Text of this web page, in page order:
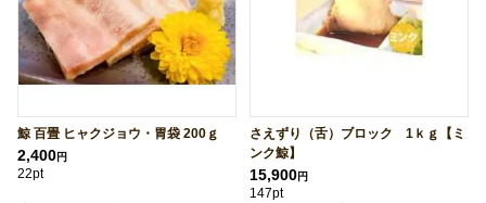
鯨 百畳 ヒャクジョウ・胃袋 200ｇ
2,400円
22pt
さえずり（舌）ブロック 1ｋｇ【ミ
ンク鯨】
15,900円
147pt